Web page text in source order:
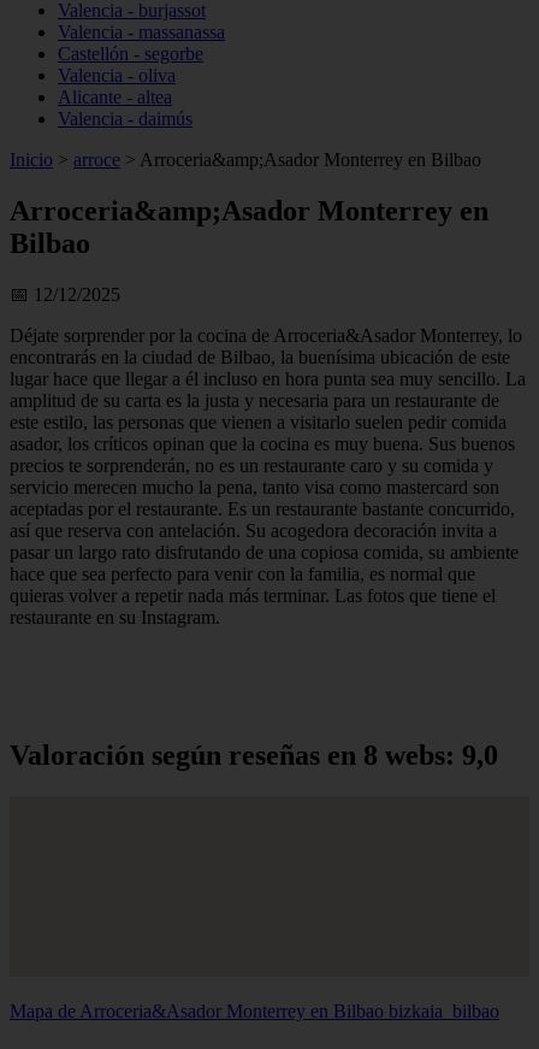
Valencia - burjassot
Valencia - massanassa
Castellón - segorbe
Valencia - oliva
Alicante - altea
Valencia - daimús
Inicio > arroce > Arroceria&amp;Asador Monterrey en Bilbao
Arroceria&amp;Asador Monterrey en
Bilbao
📅 12/12/2025
Déjate sorprender por la cocina de Arroceria&Asador Monterrey, lo
encontrarás en la ciudad de Bilbao, la buenísima ubicación de este
lugar hace que llegar a él incluso en hora punta sea muy sencillo. La
amplitud de su carta es la justa y necesaria para un restaurante de
este estilo, las personas que vienen a visitarlo suelen pedir comida
asador, los críticos opinan que la cocina es muy buena. Sus buenos
precios te sorprenderán, no es un restaurante caro y su comida y
servicio merecen mucho la pena, tanto visa como mastercard son
aceptadas por el restaurante. Es un restaurante bastante concurrido,
así que reserva con antelación. Su acogedora decoración invita a
pasar un largo rato disfrutando de una copiosa comida, su ambiente
hace que sea perfecto para venir con la familia, es normal que
quieras volver a repetir nada más terminar. Las fotos que tiene el
restaurante en su Instagram.
Valoración según reseñas en 8 webs: 9,0
Mapa de Arroceria&Asador Monterrey en Bilbao bizkaia_bilbao